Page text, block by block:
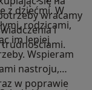
wracamy
i
trudnościami.
z dziećmi. W
rodzicami,
im lepiej
Wspieram
nastroju,
w poprawie